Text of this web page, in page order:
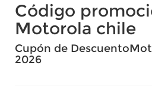
Código
Motorola chile
Cupón de
2026